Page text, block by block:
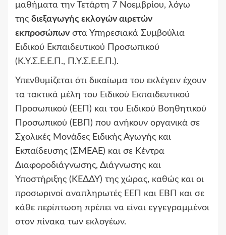
μαθήματα την Τετάρτη 7 Νοεμβρίου, λόγω
της διεξαγωγής εκλογών αιρετών
εκπροσώπωνστα Υπηρεσιακά Συμβούλια
Ειδικού Εκπαιδευτικού Προσωπικού
(Κ.Υ.Σ.Ε.Ε.Π., Π.Υ.Σ.Ε.Ε.Π.).
Υπενθυμίζεται ότι δικαίωμα του εκλέγειν έχουν
τα τακτικά μέλη του Ειδικού Εκπαιδευτικού
Προσωπικού (ΕΕΠ) και του Ειδικού Βοηθητικού
Προσωπικού (ΕΒΠ) που ανήκουν οργανικά σε
Σχολικές Μονάδες Ειδικής Αγωγής και
Εκπαίδευσης (ΣΜΕΑΕ) και σε Κέντρα
Διαφοροδιάγνωσης, Διάγνωσης και
Υποστήριξης (ΚΕΔΔΥ) της χώρας, καθώς και οι
προσωρινοί αναπληρωτές ΕΕΠ και ΕΒΠ και σε
κάθε περίπτωση πρέπει να είναι εγγεγραμμένοι
στον πίνακα των εκλογέων.